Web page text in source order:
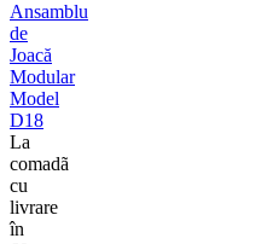
Ansamblu
de
Joacă
Modular
Model
D18
La
comadã
cu
livrare
în